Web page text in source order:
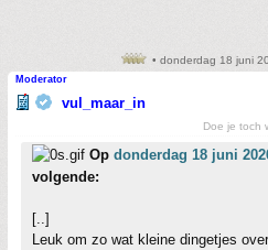
• donderdag 18 juni
Moderator
vul_maar_in
Doe je toch
Op donderdag 18 juni
volgende:
[..]
Leuk om zo wat kleine dingetjes